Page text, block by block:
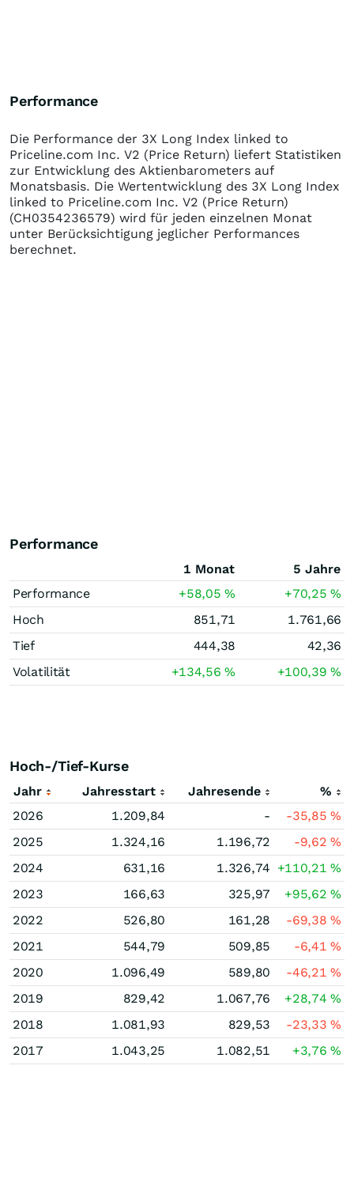
Performance
Die Performance der 3X Long Index linked to
Priceline.com Inc. V2 (Price Return) liefert Statistiken
zur Entwicklung des Aktienbarometers auf
Monatsbasis. Die Wertentwicklung des 3X Long Index
linked to Priceline.com Inc. V2 (Price Return)
(CH0354236579) wird für jeden einzelnen Monat
unter Berücksichtigung jeglicher Performances
berechnet.
Performance
1 Monat
5 Jahre
Performance
+58,05% +70,25%
Hoch
851,71
1.761,66
Tief
444,38
42,36
Volatilität
+134,56% +100,39%
Hoch-/Tief-Kurse
Jahr Jahresstart Jahresende
%
2026
1.209,84 - -35,85%
2025
1.324,16 1.196,72 -9,62%
2024
631,16 1.326,74 +110,21%
2023
166,63 325,97 +95,62%
2022
526,80 161,28 -69,38%
2021
544,79 509,85 -6,41%
2020
1.096,49 589,80 -46,21%
2019
829,42 1.067,76 +28,74%
2018
1.081,93 829,53 -23,33%
2017
1.043,25 1.082,51 +3,76%